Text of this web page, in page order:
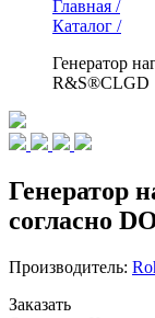
Главная /
Каталог /
Генератор
R&S®CLGD
Генератор
согласно
Производитель:
Заказать